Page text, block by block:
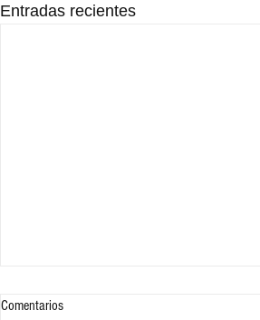
Entradas recientes
Comentarios